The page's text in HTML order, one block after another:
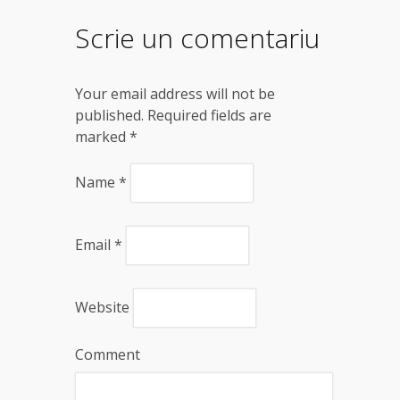
Scrie un comentariu
Your email address will not be
published. Required fields are
marked *
Name *
Email *
Website
Comment